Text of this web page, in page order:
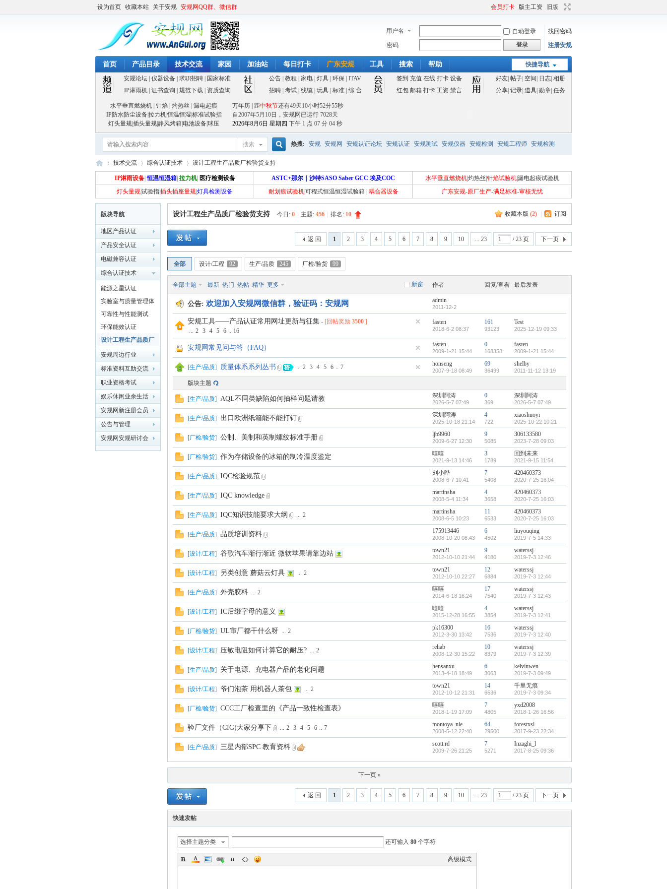
设为首页 收藏本站 关于安规 安规网QQ群、微信群 会员打卡 版主工资 旧版
用户名 自动登录
找回密码
密码
登录 注册安规
快捷导航
首页 产品目录 技术交流 家园 加油站 每日打卡 广东安规 工具 搜索 帮助
安规论坛 仪器设备 求职招聘 国家标准 公告 教程 家电 灯具 环保 ITAV 签到 充值 在线 打卡 设备 好友| 帖子| 空间 日志| 相册
IP淋雨机| 证书查询 规范下载| 资质查询 招聘| 考试| 线缆| 玩具| 标准| 综 合 红包 邮箱 打卡 工资 禁言 分享| 记录| 道具| 勋章| 任务
水平垂直燃烧机 针焰 灼热丝
漏电起痕
IP防水防尘设备|拉力机|恒温恒湿|标准试验指
灯头量规插头量规静风烤箱 电池设备球压
万年历 | 距中秋节还有49天10小时52分55秒
自2007年5月10日，安规网已运行 7028天
2026年8月6日 星期四 下午 1 点 07 分 04 秒
搜索 热搜: 安规 安规网 安规认证论坛 安规认证 安规测试 安规仪器 安规检测 安规工程师 安规检测
安
网
»
技术交流
›
综合认证技术
›
设计工程生产品质厂检验货支持
IP淋雨设备| 恒温恒湿箱| 拉力机| 医疗检测设备 ASTC+那尔｜沙特SASO Saber GCC 埃及COC 水平垂直燃烧机|灼热丝 针焰试验机|漏电起痕试验机
灯头量规试验指插头插座量规灯具检测设备 耐划痕试验机|可程式恒温恒湿试验箱 耦合器设备 广东安规-原厂生产-满足标准-审核无忧
版块导航
地区产品认证
产品安全认证
电磁兼容认证
综合认证技术
能源之星认证
实验室与质量管理体
系认证
可靠性与性能测试
环保能效认证
设计工程生产品质厂
检验货支持
安规周边行业
标准资料互助交流
职业资格考试
娱乐休闲业余生活
安规网新注册会员
激活区：发帖-审核-
激活
公告与管理
安规网安规研讨会
专版
收藏本版 (2) 订阅
设计工程生产品质厂检验货支持 今日: 0 主题: 456 排名: 10
1 2 3 4 5 6 7 8 9 10 ... 23 / 23 页 下一页
返 回
全部 设计/工程 92 生产/品质 245 厂检/验货 99
新窗
全部主题 最新 热门 热帖 精华 更多 作者 回复/查看 最后发表
公告: 欢迎加入安规网微信群，验证码：安规网 admin
2011-12-2
安规工具——产品认证常用网址更新与征集 - [回帖奖励 3500 ]
... 2 3 4 5 6 .. 16
fasten
2018-6-2 08:37
161
93123
Test
2025-12-19 09:33
安规网常见问与答（FAQ） fasten
2009-1-21 15:44
0
168358
fasten
2009-1-21 15:44
[生产/品质] 质量体系系列丛书 ... 2 3 4 5 6 .. 7 honseng
2007-9-18 08:49
69
36499
shelby
2011-11-12 13:19
版块主题
[生产/品质] AQL不同类缺陷如何抽样问题请教 深圳阿涛
2026-5-7 07:49
0
369
深圳阿涛
2026-5-7 07:49
[生产/品质] 出口欧洲纸箱能不能打钉 深圳阿涛
2025-10-18 21:14
4
722
xiaoshuoyi
2025-10-22 10:21
[厂检/验货] 公制、美制和英制螺纹标准手册 ljb9960
2009-6-27 12:30
9
5085
306133580
2023-7-28 09:03
[厂检/验货] 作为存储设备的冰箱的制冷温度鉴定 嘻嘻
2021-9-13 14:46
3
1789
回到未来
2021-9-15 11:54
[生产/品质] IQC检验规范 刘小晔
2008-6-7 10:41
7
5408
420460373
2020-7-25 16:04
[生产/品质] IQC knowledge martinsha
2008-5-4 11:34
4
3658
420460373
2020-7-25 16:03
[生产/品质] IQC知识技能要求大纲 ... 2 martinsha
2008-6-5 10:23
11
6533
420460373
2020-7-25 16:03
[生产/品质] 品质培训资料 175913446
2008-10-20 08:43
6
4502
liuyouqing
2019-7-5 14:33
[设计/工程] 谷歌汽车渐行渐近 微软苹果请靠边站 town21
2012-10-10 21:44
9
4180
waterssj
2019-7-3 12:46
[设计/工程] 另类创意 蘑菇云灯具 ... 2 town21
2012-10-10 22:27
12
6884
waterssj
2019-7-3 12:44
[生产/品质] 外壳胶料 ... 2 嘻嘻
2014-6-18 16:24
17
7540
waterssj
2019-7-3 12:43
[设计/工程] IC后缀字母的意义 嘻嘻
2015-12-28 16:55
4
3854
waterssj
2019-7-3 12:41
[厂检/验货] UL审厂都干什么呀 ... 2 pk16300
2012-3-30 13:42
16
7536
waterssj
2019-7-3 12:40
[设计/工程] 压敏电阻如何计算它的耐压? ... 2 reliab
2008-12-30 15:22
10
8379
waterssj
2019-7-3 12:39
[生产/品质] 关于电源、充电器产品的老化问题 hensanxu
2013-4-18 18:49
6
3063
kelvinwen
2019-7-3 09:49
[设计/工程] 爷们泡茶 用机器人茶包 ... 2 town21
2012-10-12 21:31
14
6536
千里无痕
2019-7-3 09:34
[厂检/验货] CCC工厂检查里的《产品一致性检查表》 嘻嘻
2018-1-19 17:09
7
4805
yxd2008
2018-1-26 16:56
验厂文件（CIG)大家分享下 ... 2 3 4 5 6 .. 7 montoya_nie
2008-5-12 22:40
64
29500
forestxsl
2017-9-23 22:34
[生产/品质] 三星内部SPC 教育资料 scott.rd
2009-7-26 21:25
7
5271
Inzaghi_l
2017-8-25 09:36
下一页 »
1 2 3 4 5 6 7 8 9 10 ... 23 / 23 页 下一页
返 回
快速发帖
选择主题分类 还可输入 80 个字符
高级模式